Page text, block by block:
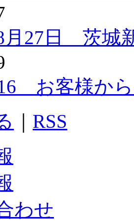
月27日 茨城
お客様か
RSS
わせ